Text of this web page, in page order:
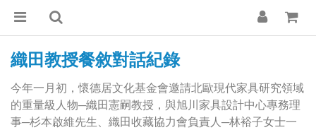
織田教授餐敘對話紀錄
今年一月初，懷德居文化基金會邀請北歐現代家具研究領域
的重量級人物─織田憲嗣教授，與旭川家具設計中心專務理
事─杉本啟維先生、織田收藏協力會負責人─林裕子女士一